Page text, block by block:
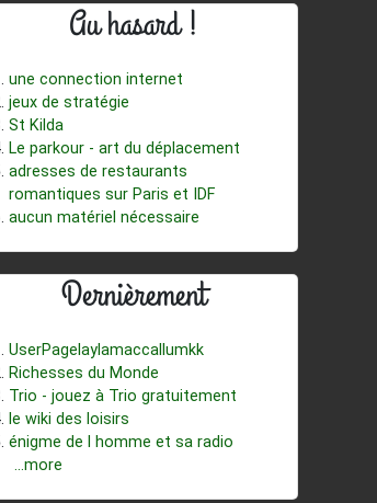
Au hasard !
une connection internet
jeux de stratégie
St Kilda
Le parkour - art du déplacement
adresses de restaurants
romantiques sur Paris et IDF
aucun matériel nécessaire
Dernièrement
UserPagelaylamaccallumkk
Richesses du Monde
Trio - jouez à Trio gratuitement
le wiki des loisirs
énigme de l homme et sa radio
...more